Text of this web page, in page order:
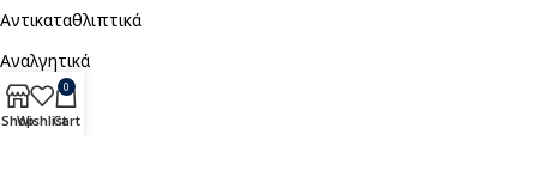
Αντικαταθλιπτικά
Αναλγητικά
ShopWishlist
0
Cart